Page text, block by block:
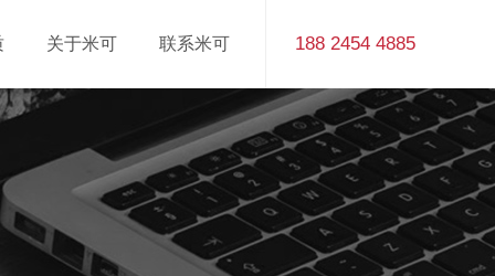
188 2454 4885
关于米可 联系米可